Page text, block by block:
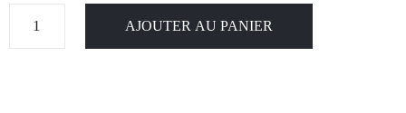
AJOUTER AU PANIER